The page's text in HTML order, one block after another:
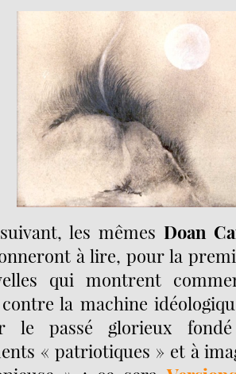
les mêmes Doan
à lire, pour la
qui montrent
la machine
le passé glorieux
« patriotiques » et à